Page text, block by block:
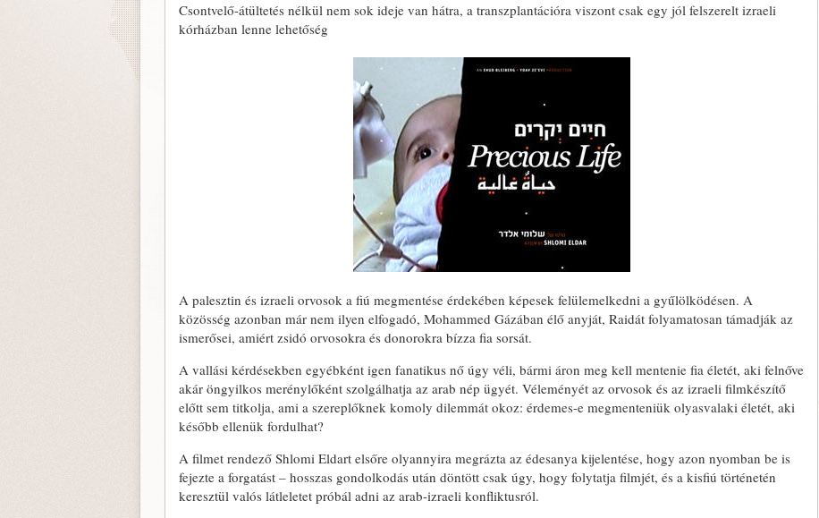
Csontvelő-átültetés nélkül nem sok ideje van hátra, a transzplantációra viszont csak egy jól felszerelt izraeli
kórházban lenne lehetőség
A palesztin és izraeli orvosok a fiú megmentése érdekében képesek felülemelkedni a gyűlölködésen. A
közösség azonban már nem ilyen elfogadó, Mohammed Gázában élő anyját, Raidát folyamatosan támadják az
ismerősei, amiért zsidó orvosokra és donorokra bízza fia sorsát.
A vallási kérdésekben egyébként igen fanatikus nő úgy véli, bármi áron meg kell mentenie fia életét, aki felnőve
akár öngyilkos merénylőként szolgálhatja az arab nép ügyét. Véleményét az orvosok és az izraeli filmkészítő
előtt sem titkolja, ami a szereplőknek komoly dilemmát okoz: érdemes-e megmenteniük olyasvalaki életét, aki
később ellenük fordulhat?
A filmet rendező Shlomi Eldart elsőre olyannyira megrázta az édesanya kijelentése, hogy azon nyomban be is
fejezte a forgatást – hosszas gondolkodás után döntött csak úgy, hogy folytatja filmjét, és a kisfiú történetén
keresztül valós látleletet próbál adni az arab-izraeli konfliktusról.